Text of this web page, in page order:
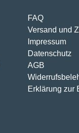
FAQ
Versand und
Impressum
Datenschutz
AGB
Erklärung zur